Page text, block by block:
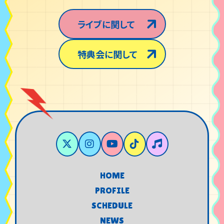
ライブに関して
特典会に関して
HOME
HOME
PROFILE
PROFILE
SCHEDULE
SCHEDULE
NEWS